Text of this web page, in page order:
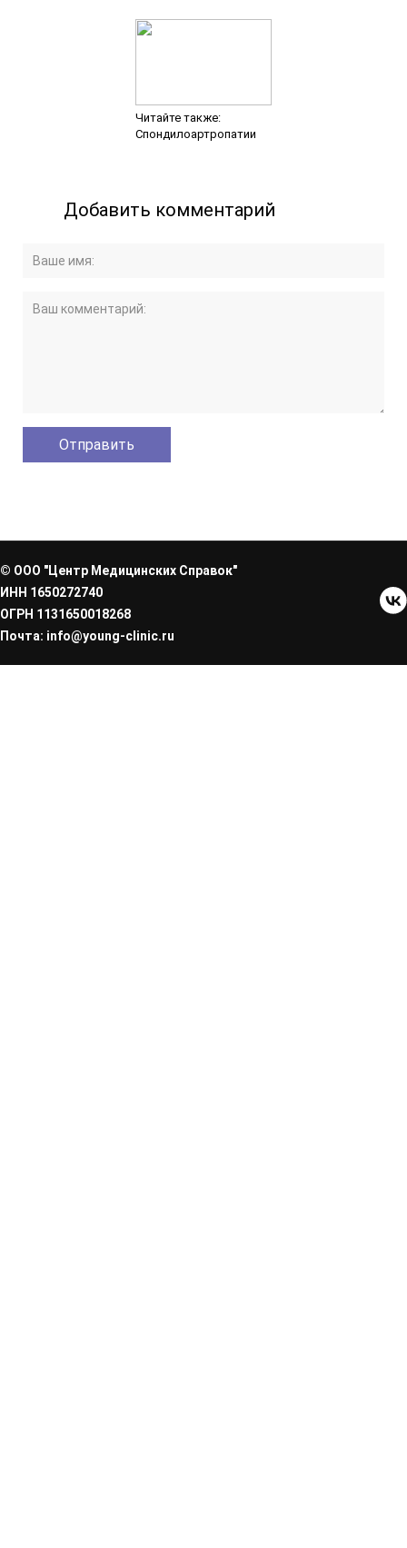
Читайте также:
Спондилоартропатии
Добавить комментарий
© ООО "Центр Медицинских Справок"
ИНН 1650272740
ОГРН 1131650018268
Почта: info@young-clinic.ru